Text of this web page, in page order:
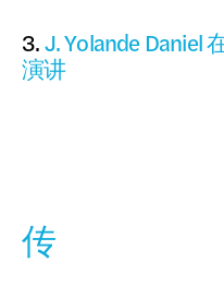
3.J. Yolande Daniel
演讲
传